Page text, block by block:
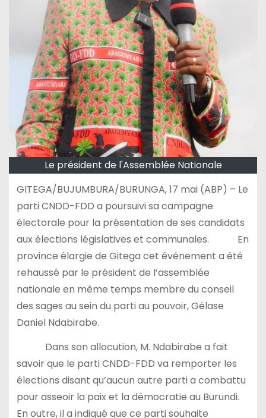
Le président de l'Assemblée Nationale
GITEGA/BUJUMBURA/BURUNGA, 17 mai (ABP) – Le
parti CNDD-FDD a poursuivi sa campagne
électorale pour la présentation de ses candidats
aux élections législatives et communales. En
province élargie de Gitega cet événement a été
rehaussé par le président de l’assemblée
nationale en même temps membre du conseil
des sages au sein du parti au pouvoir, Gélase
Daniel Ndabirabe.
Dans son allocution, M. Ndabirabe a fait
savoir que le parti CNDD-FDD va remporter les
élections disant qu’aucun autre parti a combattu
pour asseoir la paix et la démocratie au Burundi.
En outre, il a indiqué que ce parti souhaite